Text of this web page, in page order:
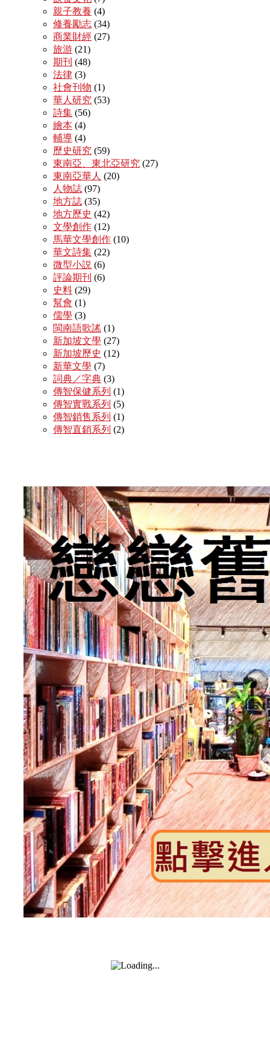
親子教養 (4)
修養勵志 (34)
商業財經 (27)
旅游 (21)
期刊 (48)
法律 (3)
社會刊物 (1)
華人研究 (53)
詩集 (56)
繪本 (4)
輔導 (4)
歷史研究 (59)
東南亞、東北亞研究 (27)
東南亞華人 (20)
人物誌 (97)
地方誌 (35)
地方歷史 (42)
文學創作 (12)
馬華文學創作 (10)
華文詩集 (22)
微型小説 (6)
評論期刊 (6)
史料 (29)
幫會 (1)
儒學 (3)
閩南語歌謠 (1)
新加坡文學 (27)
新加坡歷史 (12)
新華文學 (7)
詞典／字典 (3)
傳智保健系列 (1)
傳智實戰系列 (5)
傳智銷售系列 (1)
傳智直銷系列 (2)